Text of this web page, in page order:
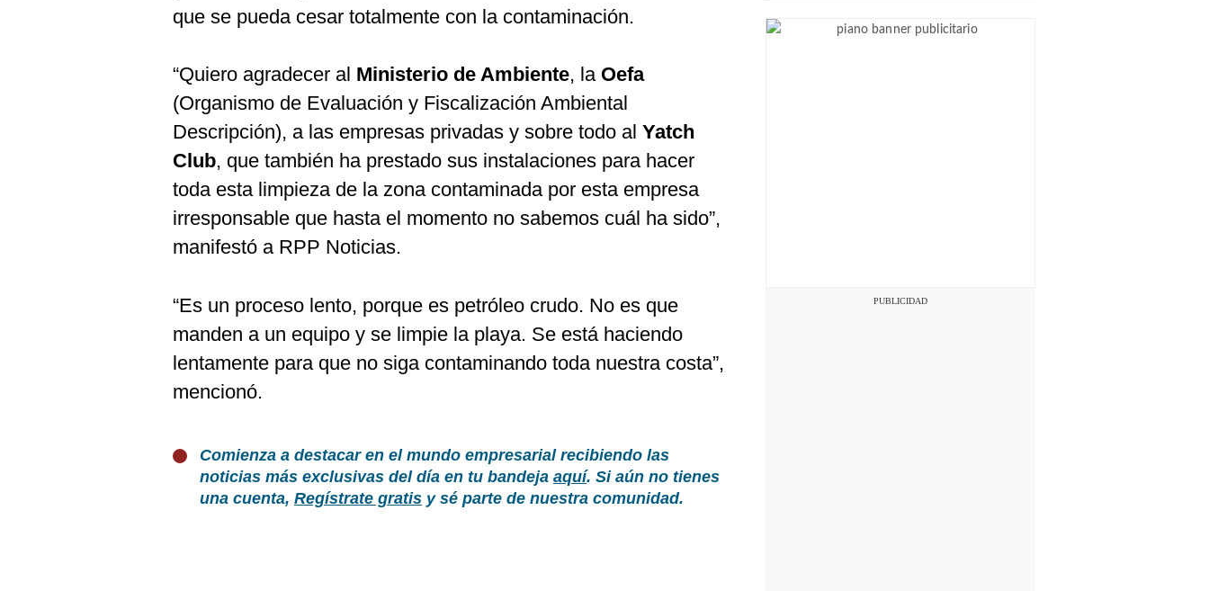
que se pueda cesar totalmente con la contaminación.
“Quiero agradecer al Ministerio de Ambiente, la Oefa
(Organismo de Evaluación y Fiscalización Ambiental
Descripción), a las empresas privadas y sobre todo al Yatch
Club, que también ha prestado sus instalaciones para hacer
toda esta limpieza de la zona contaminada por esta empresa
irresponsable que hasta el momento no sabemos cuál ha sido”,
manifestó a RPP Noticias.
“Es un proceso lento, porque es petróleo crudo. No es que
manden a un equipo y se limpie la playa. Se está haciendo
lentamente para que no siga contaminando toda nuestra costa”,
mencionó.
Comienza a destacar en el mundo empresarial recibiendo las
noticias más exclusivas del día en tu bandeja aquí. Si aún no tienes
una cuenta, Regístrate gratis y sé parte de nuestra comunidad.